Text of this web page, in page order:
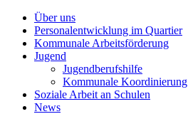
Über uns
Personalentwicklung im Quartier
Kommunale Arbeitsförderung
Jugend
Jugendberufshilfe
Kommunale Koordinierung
Soziale Arbeit an Schulen
News